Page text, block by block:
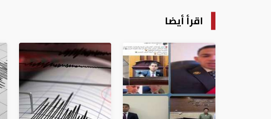
اقرأ أيضا